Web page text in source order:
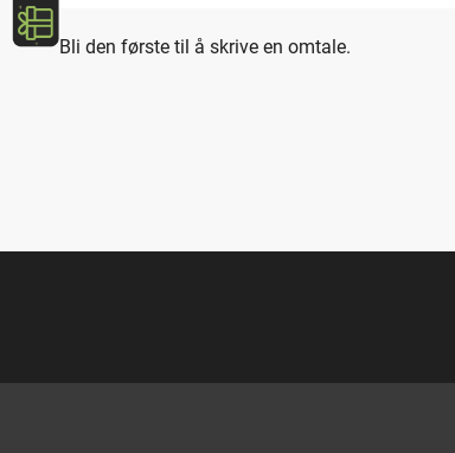
Bli den første til å skrive en omtale.